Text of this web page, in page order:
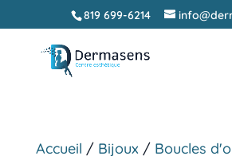
819 699-6214
Accueil / Bijoux/ Boucles